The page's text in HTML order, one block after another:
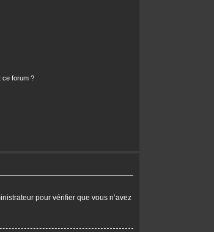
ce forum ?
pour vérifier que vous n’avez